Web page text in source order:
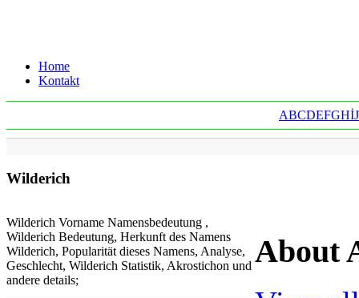
Home
Kontakt
ABCDEFGHİJ
Wilderich
Wilderich Vorname Namensbedeutung ,
Wilderich Bedeutung, Herkunft des Namens
Wilderich, Popularität dieses Namens, Analyse,
Geschlecht, Wilderich Statistik, Akrostichon und
andere details;
About